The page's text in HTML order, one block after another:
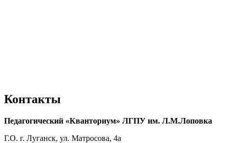
Контакты
Педагогический «Кванториум» ЛГПУ им. Л.М.Лоповка
Г.О. г. Луганск, ул. Матросова, 4а